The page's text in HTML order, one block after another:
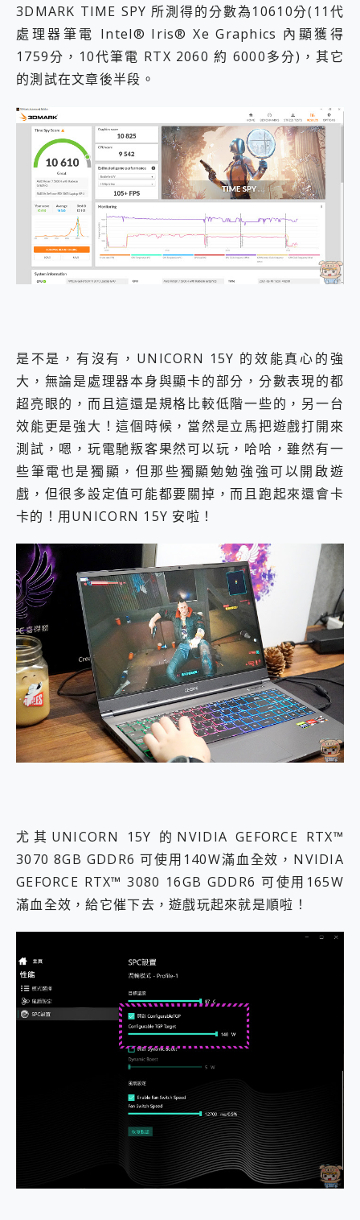
3DMARK TIME SPY 所測得的分數為10610分(11代
處理器筆電 Intel® Iris® Xe Graphics 內顯獲得
1759分，10代筆電 RTX 2060 約 6000多分)，其它
的測試在文章後半段。
是不是，有沒有，UNICORN 15Y 的效能真心的強
大，無論是處理器本身與顯卡的部分，分數表現的都
超亮眼的，而且這還是規格比較低階一些的，另一台
效能更是強大！這個時候，當然是立馬把遊戲打開來
測試，嗯，玩電馳叛客果然可以玩，哈哈，雖然有一
些筆電也是獨顯，但那些獨顯勉勉強強可以開啟遊
戲，但很多設定值可能都要關掉，而且跑起來還會卡
卡的！用UNICORN 15Y 安啦！
尤其UNICORN 15Y 的NVIDIA GEFORCE RTX™
3070 8GB GDDR6 可使用140W滿血全效，NVIDIA
GEFORCE RTX™ 3080 16GB GDDR6 可使用165W
滿血全效，給它催下去，遊戲玩起來就是順啦！